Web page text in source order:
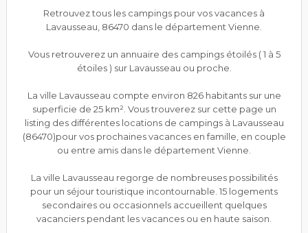
Retrouvez tous les campings pour vos vacances à
Lavausseau, 86470 dans le département Vienne.
Vous retrouverez un annuaire des campings étoilés ( 1 à 5
étoiles ) sur Lavausseau ou proche.
La ville Lavausseau compte environ 826 habitants sur une
superficie de 25 km². Vous trouverez sur cette page un
listing des différentes locations de campings à Lavausseau
(86470)pour vos prochaines vacances en famille, en couple
ou entre amis dans le département Vienne.
La ville Lavausseau regorge de nombreuses possibilités
pour un séjour touristique incontournable. 15 logements
secondaires ou occasionnels accueillent quelques
vacanciers pendant les vacances ou en haute saison.